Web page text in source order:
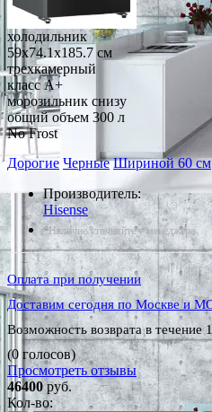
холодильник
59x74.1x185.7 см
трехкамерный
класс A+
морозильник снизу
общий объем 300 л
No Frost
Дорогие Черные Шириной 60 см
Производитель:
Hisense
*Наличие уточняйте у менеджера
Оплата при получении
Доставим сегодня по Москве и
Возможность возврата в течение
(0 голосов)
Просмотреть отзывы
46400руб.
Кол-во: